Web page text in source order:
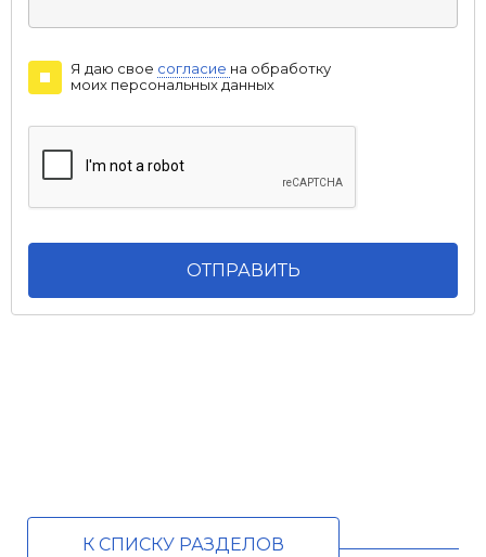
Я даю свое согласие на обработку
моих персональных данных
К СПИСКУ РАЗДЕЛОВ